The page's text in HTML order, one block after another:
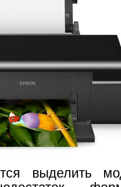
выделить